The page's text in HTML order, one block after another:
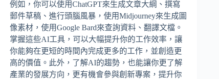
例如，你可以使用ChatGPT來生成文章大綱、撰寫
郵件草稿、進行頭腦風暴，使用Midjourney來生成圖
像素材，使用Google Bard來查詢資料、翻譯文檔。
掌握這些AI工具，可以大幅提升你的工作效率，讓
你能夠在更短的時間內完成更多的工作，並創造更
高的價值。此外，了解AI的趨勢，也能讓你更了解
產業的發展方向，更有機會參與創新專案，提升你